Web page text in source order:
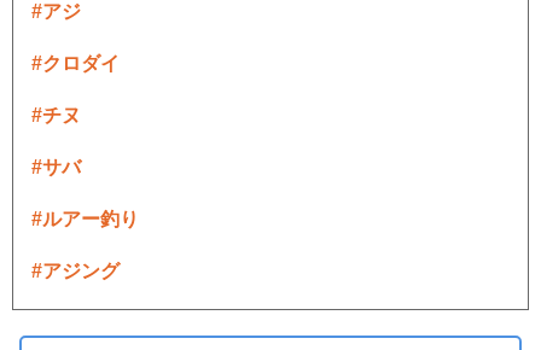
#アジ
#クロダイ
#チヌ
#サバ
#ルアー釣り
#アジング